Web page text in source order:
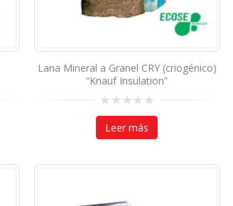
Lana Mineral a Granel CRY (criogénico)
“Knauf Insulation”
0
outLeer más